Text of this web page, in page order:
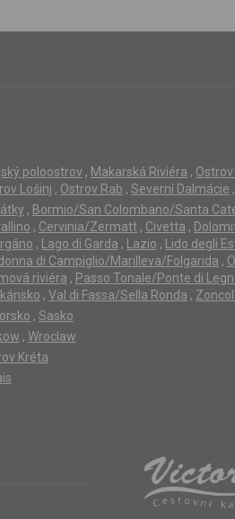
poloostrov , Makarská Riviéra , Ostrov
Lošinj , Ostrov Rab , Severní Dalmácie ,
, Bormio/San Colombano/Santa
, Cervinia/Zermatt , Civetta ,
, Lago di Garda , Lazio , Lido degli
di Campiglio/Marilleva/Folgarida ,
riviéra , Passo Tonale/Ponte di
, Val di Fassa/Sella Ronda ,
, Sasko
, Wroclaw
Kréta